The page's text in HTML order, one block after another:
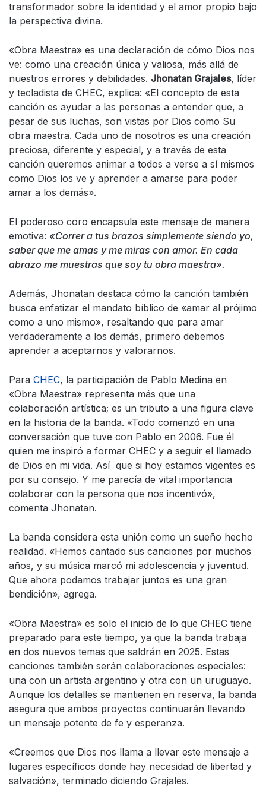
transformador sobre la identidad y el amor propio bajo
la perspectiva divina.
«Obra Maestra» es una declaración de cómo Dios nos
ve: como una creación única y valiosa, más allá de
nuestros errores y debilidades. Jhonatan Grajales, líder
y tecladista de CHEC, explica: «El concepto de esta
canción es ayudar a las personas a entender que, a
pesar de sus luchas, son vistas por Dios como Su
obra maestra. Cada uno de nosotros es una creación
preciosa, diferente y especial, y a través de esta
canción queremos animar a todos a verse a sí mismos
como Dios los ve y aprender a amarse para poder
amar a los demás».
El poderoso coro encapsula este mensaje de manera
emotiva: «Correr a tus brazos simplemente siendo yo,
saber que me amas y me miras con amor. En cada
abrazo me muestras que soy tu obra maestra».
Además, Jhonatan destaca cómo la canción también
busca enfatizar el mandato bíblico de «amar al prójimo
como a uno mismo», resaltando que para amar
verdaderamente a los demás, primero debemos
aprender a aceptarnos y valorarnos.
Para CHEC, la participación de Pablo Medina en
«Obra Maestra» representa más que una
colaboración artística; es un tributo a una figura clave
en la historia de la banda. «Todo comenzó en una
conversación que tuve con Pablo en 2006. Fue él
quien me inspiró a formar CHEC y a seguir el llamado
de Dios en mi vida. Así que si hoy estamos vigentes es
por su consejo. Y me parecía de vital importancia
colaborar con la persona que nos incentivó»,
comenta Jhonatan.
La banda considera esta unión como un sueño hecho
realidad. «Hemos cantado sus canciones por muchos
años, y su música marcó mi adolescencia y juventud.
Que ahora podamos trabajar juntos es una gran
bendición», agrega.
«Obra Maestra» es solo el inicio de lo que CHEC tiene
preparado para este tiempo, ya que la banda trabaja
en dos nuevos temas que saldrán en 2025. Estas
canciones también serán colaboraciones especiales:
una con un artista argentino y otra con un uruguayo.
Aunque los detalles se mantienen en reserva, la banda
asegura que ambos proyectos continuarán llevando
un mensaje potente de fe y esperanza.
«Creemos que Dios nos llama a llevar este mensaje a
lugares específicos donde hay necesidad de libertad y
salvación», terminado diciendo Grajales.